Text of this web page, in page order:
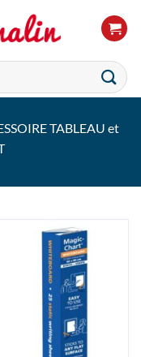
TABLEAU et